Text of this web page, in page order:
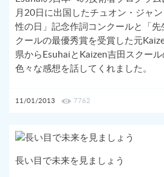
月20日に出国したチュオン・ジャ
性の日」記念作詞コンクールと「
クールの最優秀賞を受賞した元
県からEsuhaiとKaizen吉田スクー
色々な感想を話してくれました。
11/01/2013 7762
長い目で未来を見ましょう